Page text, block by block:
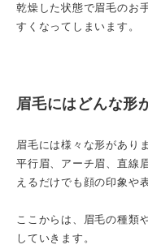
乾燥した状態で眉毛のお
すくなってしまいます。
眉毛にはどんな形
眉毛には様々な形がありま
平行眉、アーチ眉、直線
えるだけでも顔の印象や
ここからは、眉毛の種類
していきます。